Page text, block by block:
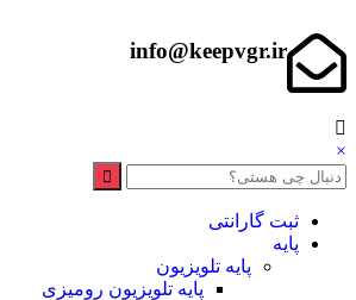
info@keepvgr.ir
×
ثبت گارانتی
پایه
پایه تلویزیون
پایه تلویزیون رومیزی